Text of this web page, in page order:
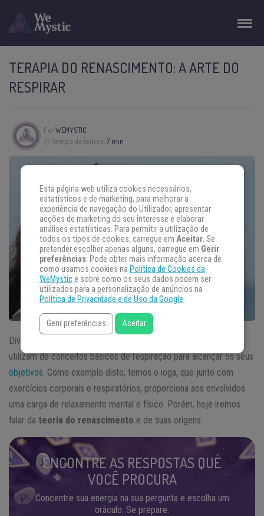
TERAPIA DO RENASCIMENTO: A ARTE DO
RESPIRAR
PorWEMYSTIC
Tempo de leitura: 7 min
Diversas teorias antigas, assim como crenças milenares, se
utilizam de conceitos básicos de respiração para alcançar os seus
objetivos . Como exemplo disto, temos o ioga, que junto com
exercícios corporais e respiratórios, proporciona aos envolvidos
uma carga de relaxamento mental e físico. Porém, hoje iremos
falar da teoria do renascimento e de suas origens.
ENCONTRE AS RESPOSTAS QUE
VOCÊ PROCURA
Concentre sua energia na sua pergunta e escolha um
oráculo. Se prepare.
Esta página web utiliza cookies necessários,
estatísticos e de marketing, para melhorar a
experiência de navegação do Utilizador, apresentar
acções de marketing do seu interesse e elaborar
análises estatísticas. Para permitir a utilização de
todos os tipos de cookies, carregue em Aceitar. Se
pretender escolher apenas alguns, carregue em Gerir
preferências. Pode obter mais informação acerca de
como usamos cookies na Política de Cookies da
WeMystice sobre como os seus dados podem ser
utilizados para a personalização de anúncios na
Política de Privacidade e de Uso da Google.
Gerir preferências Aceitar